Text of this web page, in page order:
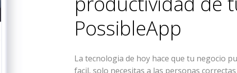
PossibleApp
La tecnologia de hoy hace que tu negocio
facil, solo necesitas a las personas